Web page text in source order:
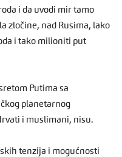
i da uvodi mir tamo
zločine, nad Rusima, lako
i tako milioniti put
Putima sa
planetarnog
i muslimani, nisu.
tenzija i mogućnosti